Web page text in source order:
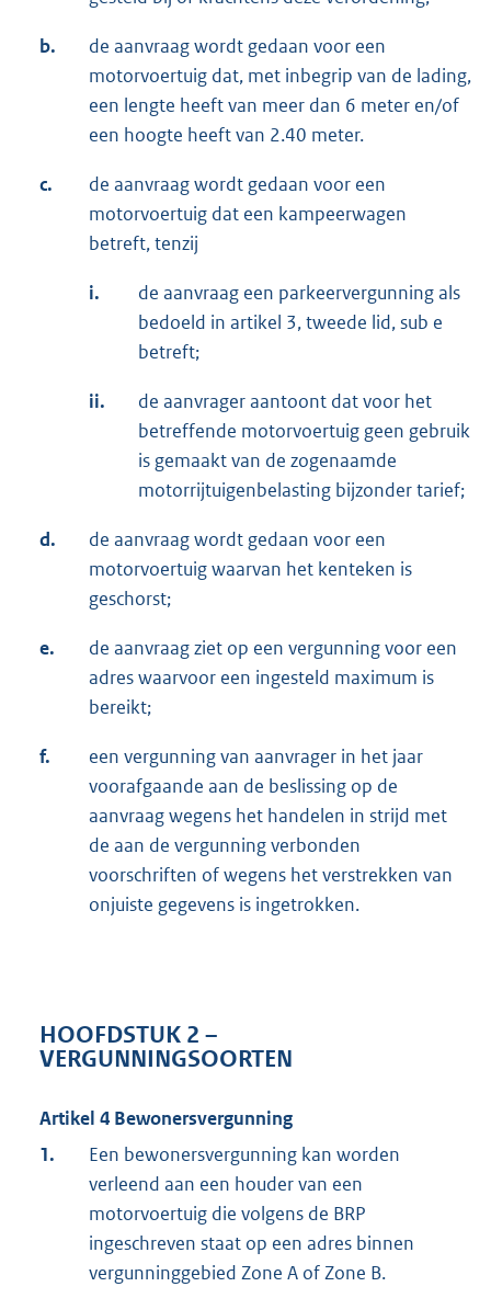
b.
de aanvraag wordt gedaan voor een
motorvoertuig dat, met inbegrip van de lading,
een lengte heeft van meer dan 6 meter en/of
een hoogte heeft van 2.40 meter.
c.
de aanvraag wordt gedaan voor een
motorvoertuig dat een kampeerwagen
betreft, tenzij
i.
de aanvraag een parkeervergunning als
bedoeld in artikel 3, tweede lid, sub e
betreft;
ii.
de aanvrager aantoont dat voor het
betreffende motorvoertuig geen gebruik
is gemaakt van de zogenaamde
motorrijtuigenbelasting bijzonder tarief;
d.
de aanvraag wordt gedaan voor een
motorvoertuig waarvan het kenteken is
geschorst;
e.
de aanvraag ziet op een vergunning voor een
adres waarvoor een ingesteld maximum is
bereikt;
f.
een vergunning van aanvrager in het jaar
voorafgaande aan de beslissing op de
aanvraag wegens het handelen in strijd met
de aan de vergunning verbonden
voorschriften of wegens het verstrekken van
onjuiste gegevens is ingetrokken.
HOOFDSTUK 2 –
VERGUNNINGSOORTEN
Artikel 4 Bewonersvergunning
1.
Een bewonersvergunning kan worden
verleend aan een houder van een
motorvoertuig die volgens de BRP
ingeschreven staat op een adres binnen
vergunninggebied Zone A of Zone B.